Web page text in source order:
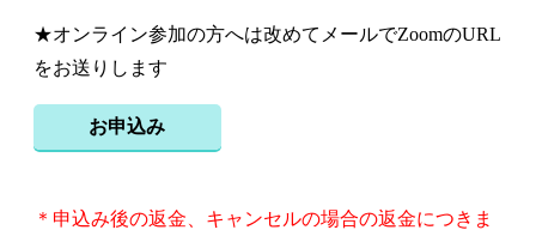
★オンライン参加の方へは改めてメールでZoomのURL
をお送りします
お申込み
＊申込み後の返金、キャンセルの場合の返金につきま